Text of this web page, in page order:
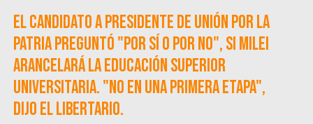
El candidato a presidente de Unión por la
Patria preguntó "por sí o por no", si Milei
arancelará la educación superior
universitaria. "No en una primera etapa",
dijo el libertario.